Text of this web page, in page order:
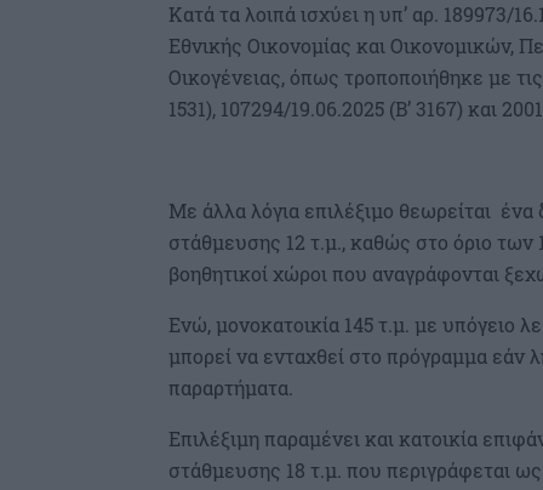
Κατά τα λοιπά ισχύει η υπ’ αρ. 189973/
Εθνικής Οικονομίας και Οικονομικών,
Οικογένειας, όπως τροποποιήθηκε με
1531), 107294/19.06.2025 (Β’ 3167) και
Με άλλα λόγια επιλέξιμο θεωρείται
στάθμευσης 12 τ.μ., καθώς στο όριο των
βοηθητικοί χώροι που αναγράφονται
Ενώ, μονοκατοικία 145 τ.μ. με υπόγειο
μπορεί να ενταχθεί στο πρόγραμμα εάν
παραρτήματα.
Επιλέξιμη παραμένει και κατοικία
στάθμευσης 18 τ.μ. που περιγράφεται